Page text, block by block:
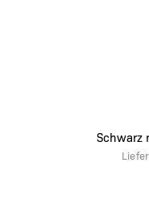
Schwarz